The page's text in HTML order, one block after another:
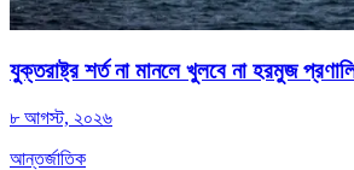
যুক্তরাষ্ট্র শর্ত না মানলে খুলবে না হরমুজ
৮ আগস্ট, ২০২৬
আন্তর্জাতিক